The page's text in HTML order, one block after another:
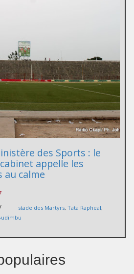
des Sports : le
appelle les
au calme
stade des Martyrs, Tata Rapheal,